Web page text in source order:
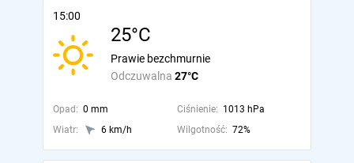
15:00
25°C
Odczuwalna 27°C
Prawie bezchmurnie
Opad: 0 mm Ciśnienie: 1013 hPa
Wiatr:
6 km/h Wilgotność: 72%